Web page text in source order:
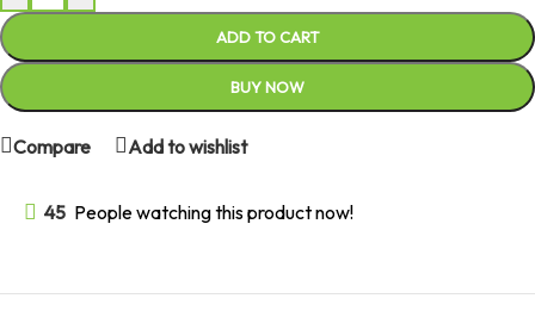
ADD TO CART
BUY NOW
Compare Add to wishlist
45 People watching this product now!